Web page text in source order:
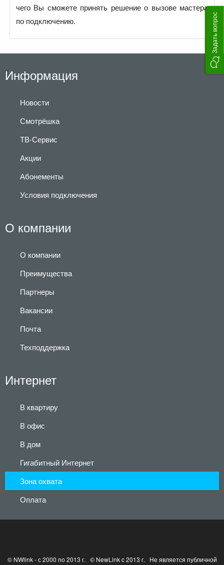
чего Вы сможете принять решение о вызове мастера
по подключению.
Информация
Новости
Смотрёшка
ТВ-Сервис
Акции
Абонементы
Условия подключения
О компании
О компании
Преимущества
Партнеры
Вакансии
Почта
Техподдержка
Интернет
В квартиру
В офис
В дом
Гигабитный Интернет
Зона охвата
Оплата
© NWlink - с 2000 по 2013 г. © NewLink c 2013 г. Не является публичной
Задать вопрос